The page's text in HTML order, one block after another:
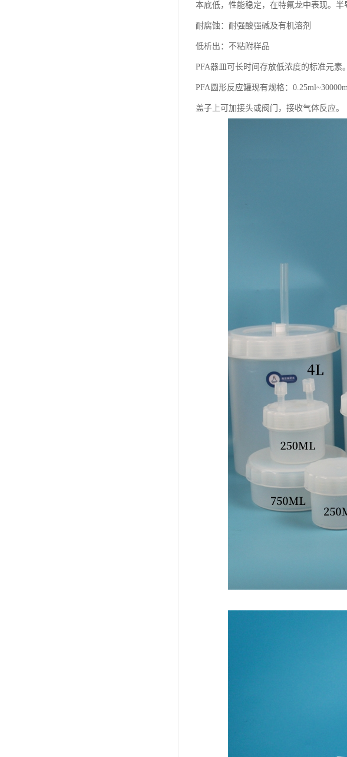
本底低，性能稳定，在特氟龙中表现。
耐腐蚀：耐强酸强碱及有机溶剂
低析出：不粘附样品
PFA器皿可长时间存放低浓度的标准元素。
PFA圆形反应罐现有规格：
盖子上可加接头或阀门，接收气体反应。